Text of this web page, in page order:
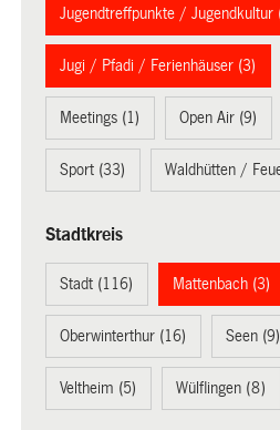
Jugendtreffpunkte / Jugendkultur
Jugi / Pfadi / Ferienhäuser (3)
Meetings (1) Open Air (9)
Sport (33) Waldhütten /
Stadtkreis
Stadt (116) Mattenbach (3)
Oberwinterthur (16) Seen (9)
Veltheim (5) Wülflingen (8)